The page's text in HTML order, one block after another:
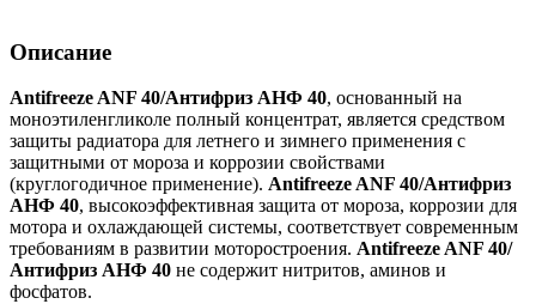
Описание
Antifreeze ANF 40/Антифриз АНФ 40, основанный на
моноэтиленгликоле полный концентрат, является средством
защиты радиатора для летнего и зимнего применения с
защитными от мороза и коррозии свойствами
(круглогодичное применение). Antifreeze ANF 40/Антифриз
АНФ 40, высокоэффективная защита от мороза, коррозии для
мотора и охлаждающей системы, соответствует современным
требованиям в развитии моторостроения. Antifreeze ANF 40/
Антифриз АНФ 40 не содержит нитритов, аминов и
фосфатов.